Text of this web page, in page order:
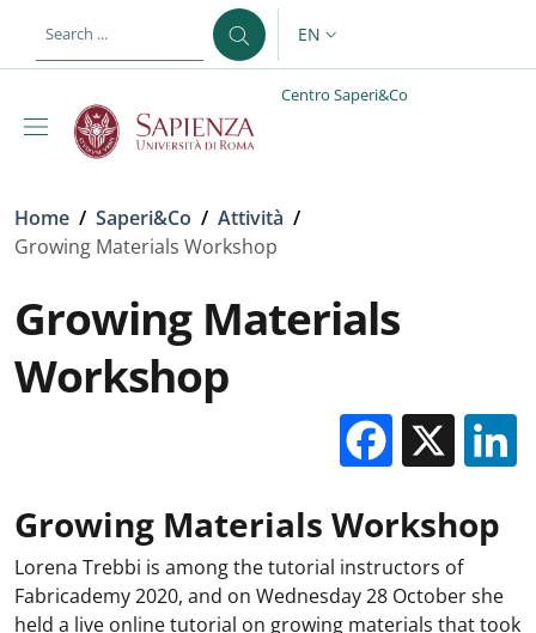
LANGUAGE SWITCHER:
EN
Centro Saperi&Co
Breadcrumb
Home / Saperi&Co / Attività /
Growing Materials Workshop
Growing Materials
Workshop
X
Growing Materials Workshop
Lorena Trebbi is among the tutorial instructors of
Fabricademy 2020, and on Wednesday 28 October she
held a live online tutorial on growing materials that took